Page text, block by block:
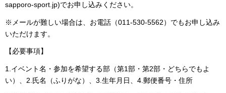
sapporo-sport.jp)でお申し込みください。
※メールが難しい場合は、お電話（011-530-5562）でもお申し込み
いただけます。
【必要事項】
1.イベント名・参加を希望する部（第1部・第2部・どちらでもよ
い）、2.氏名（ふりがな）、3.生年月日、4.郵便番号・住所